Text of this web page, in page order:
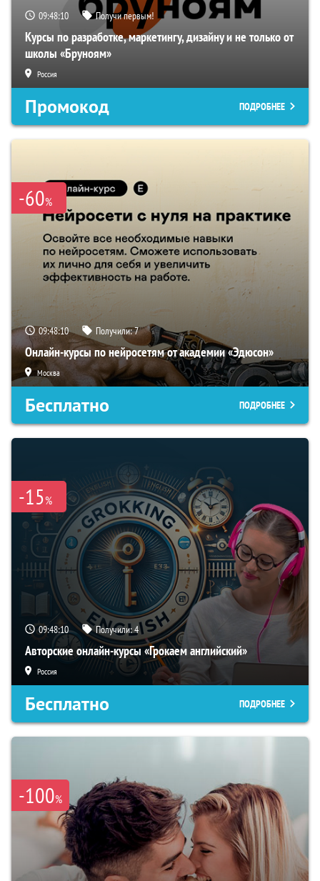
09:48:09 Получи первым!
Курсы по разработке, маркетингу, дизайну и не только от
школы «Бруноям»
Россия
Промокод ПОДРОБНЕЕ
-60%
09:48:09 Получили:7
Онлайн-курсы по нейросетям от академии «Эдюсон»
Москва
Бесплатно ПОДРОБНЕЕ
-15%
09:48:09 Получили:4
Авторские онлайн-курсы «Грокаем английский»
Россия
Бесплатно ПОДРОБНЕЕ
-100%